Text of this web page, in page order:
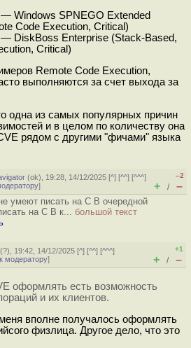
— Windows SPNEGO Extended
Code Execution, Critical)
— DiskBoss Enterprise (Stack‑Based,
Critical)
Remote Code Execution,
выполняются за счет выхода за
одна из самых популярных причин
и в целом по количеству она
рядом с другими "фичами" языка
(ok), 19:28, 14/12/2025 [^] [^^] [^^^]
]
–2
+ / –
умеют писать на С В очередной
на С В к... большой текст
(?), 19:42, 14/12/2025 [^] [^^] [^^^]
к модератору]
+1
+ / –
оформлять есть возможность
и их клиентов.
вполне получалось оформлять
физлица. Другое дело, что это